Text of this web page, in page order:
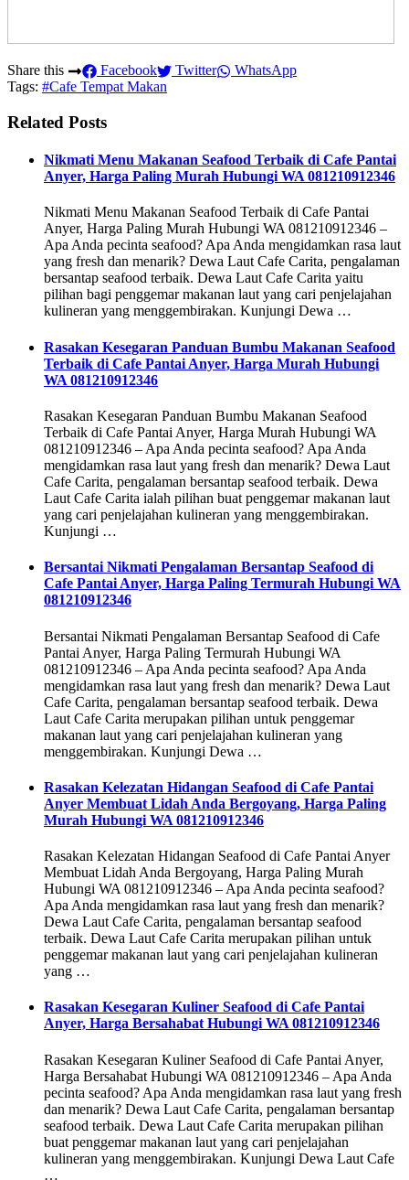
Share this Facebook Twitter
WhatsApp
Tags: #Cafe Tempat Makan
Related Posts
Nikmati Menu Makanan Seafood Terbaik di Cafe Pantai
Anyer, Harga Paling Murah Hubungi WA 081210912346
Nikmati Menu Makanan Seafood Terbaik di Cafe Pantai
Anyer, Harga Paling Murah Hubungi WA 081210912346 –
Apa Anda pecinta seafood? Apa Anda mengidamkan rasa laut
yang fresh dan menarik? Dewa Laut Cafe Carita, pengalaman
bersantap seafood terbaik. Dewa Laut Cafe Carita yaitu
pilihan bagi penggemar makanan laut yang cari penjelajahan
kulineran yang menggembirakan. Kunjungi Dewa …
Rasakan Kesegaran Panduan Bumbu Makanan Seafood
Terbaik di Cafe Pantai Anyer, Harga Murah Hubungi
WA 081210912346
Rasakan Kesegaran Panduan Bumbu Makanan Seafood
Terbaik di Cafe Pantai Anyer, Harga Murah Hubungi WA
081210912346 – Apa Anda pecinta seafood? Apa Anda
mengidamkan rasa laut yang fresh dan menarik? Dewa Laut
Cafe Carita, pengalaman bersantap seafood terbaik. Dewa
Laut Cafe Carita ialah pilihan buat penggemar makanan laut
yang cari penjelajahan kulineran yang menggembirakan.
Kunjungi …
Bersantai Nikmati Pengalaman Bersantap Seafood di
Cafe Pantai Anyer, Harga Paling Termurah Hubungi WA
081210912346
Bersantai Nikmati Pengalaman Bersantap Seafood di Cafe
Pantai Anyer, Harga Paling Termurah Hubungi WA
081210912346 – Apa Anda pecinta seafood? Apa Anda
mengidamkan rasa laut yang fresh dan menarik? Dewa Laut
Cafe Carita, pengalaman bersantap seafood terbaik. Dewa
Laut Cafe Carita merupakan pilihan untuk penggemar
makanan laut yang cari penjelajahan kulineran yang
menggembirakan. Kunjungi Dewa …
Rasakan Kelezatan Hidangan Seafood di Cafe Pantai
Anyer Membuat Lidah Anda Bergoyang, Harga Paling
Murah Hubungi WA 081210912346
Rasakan Kelezatan Hidangan Seafood di Cafe Pantai Anyer
Membuat Lidah Anda Bergoyang, Harga Paling Murah
Hubungi WA 081210912346 – Apa Anda pecinta seafood?
Apa Anda mengidamkan rasa laut yang fresh dan menarik?
Dewa Laut Cafe Carita, pengalaman bersantap seafood
terbaik. Dewa Laut Cafe Carita merupakan pilihan untuk
penggemar makanan laut yang cari penjelajahan kulineran
yang …
Rasakan Kesegaran Kuliner Seafood di Cafe Pantai
Anyer, Harga Bersahabat Hubungi WA 081210912346
Rasakan Kesegaran Kuliner Seafood di Cafe Pantai Anyer,
Harga Bersahabat Hubungi WA 081210912346 – Apa Anda
pecinta seafood? Apa Anda mengidamkan rasa laut yang fresh
dan menarik? Dewa Laut Cafe Carita, pengalaman bersantap
seafood terbaik. Dewa Laut Cafe Carita merupakan pilihan
buat penggemar makanan laut yang cari penjelajahan
kulineran yang menggembirakan. Kunjungi Dewa Laut Cafe
…